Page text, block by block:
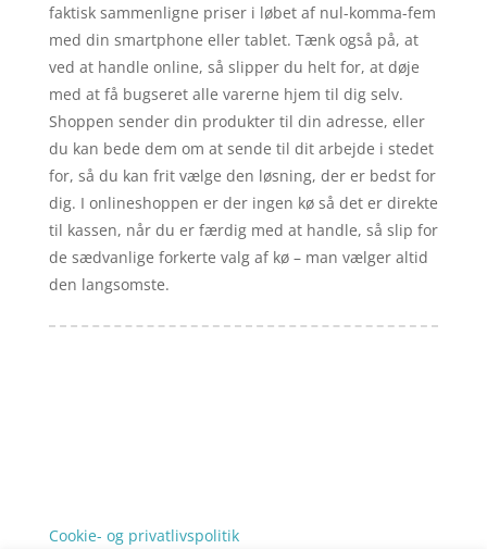
faktisk sammenligne priser i løbet af nul-komma-fem
med din smartphone eller tablet. Tænk også på, at
ved at handle online, så slipper du helt for, at døje
med at få bugseret alle varerne hjem til dig selv.
Shoppen sender din produkter til din adresse, eller
du kan bede dem om at sende til dit arbejde i stedet
for, så du kan frit vælge den løsning, der er bedst for
dig. I onlineshoppen er der ingen kø så det er direkte
til kassen, når du er færdig med at handle, så slip for
de sædvanlige forkerte valg af kø – man vælger altid
den langsomste.
Cookie- og privatlivspolitik